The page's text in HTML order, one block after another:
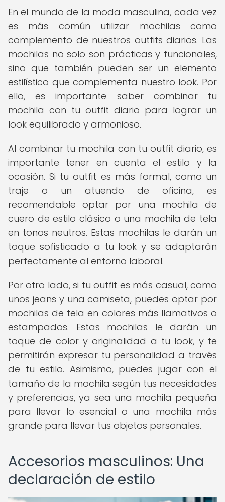
En el mundo de la moda masculina, cada vez
es más común utilizar mochilas como
complemento de nuestros outfits diarios. Las
mochilas no solo son prácticas y funcionales,
sino que también pueden ser un elemento
estilístico que complementa nuestro look. Por
ello, es importante saber combinar tu
mochila con tu outfit diario para lograr un
look equilibrado y armonioso.
Al combinar tu mochila con tu outfit diario, es
importante tener en cuenta el estilo y la
ocasión. Si tu outfit es más formal, como un
traje o un atuendo de oficina, es
recomendable optar por una mochila de
cuero de estilo clásico o una mochila de tela
en tonos neutros. Estas mochilas le darán un
toque sofisticado a tu look y se adaptarán
perfectamente al entorno laboral.
Por otro lado, si tu outfit es más casual, como
unos jeans y una camiseta, puedes optar por
mochilas de tela en colores más llamativos o
estampados. Estas mochilas le darán un
toque de color y originalidad a tu look, y te
permitirán expresar tu personalidad a través
de tu estilo. Asimismo, puedes jugar con el
tamaño de la mochila según tus necesidades
y preferencias, ya sea una mochila pequeña
para llevar lo esencial o una mochila más
grande para llevar tus objetos personales.
Accesorios masculinos: Una
declaración de estilo